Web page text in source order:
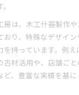
房は、木工什器製作
おり、特殊なデザイ
を持っています。例
古材活用や、店舗ご
ど、豊富な実績を基